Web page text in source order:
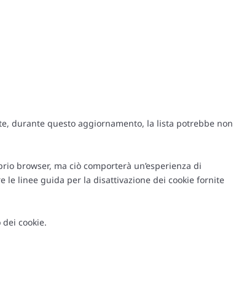
durante questo aggiornamento, la lista potrebbe non
browser, ma ciò comporterà un’esperienza di
le linee guida per la disattivazione dei cookie fornite
cookie.